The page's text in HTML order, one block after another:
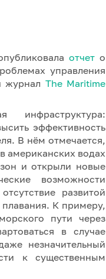
отчет о
управления
журнал The Maritime
инфраструктура:
эффективность
В нём отмечается,
американских водах
и открыли новые
возможности
развитой
К примеру,
пути через
в случае
незначительный
к существенным